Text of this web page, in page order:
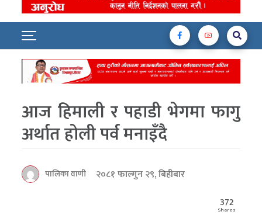
आज हिमाली र पहाडी भेगमा फागु
अर्थात होली पर्व मनाइँदै
पालिका वाणी
२०८१ फाल्गुन २९, बिहीबार
372
Shares